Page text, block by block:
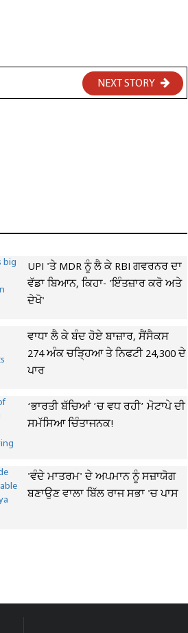
NEXT STORY
UPI 'ਤੇ MDR ਨੂੰ ਲੈ ਕੇ RBI ਗਵਰਨਰ ਦਾ
ਵੱਡਾ ਬਿਆਨ, ਕਿਹਾ- 'ਇੰਤਜ਼ਾਰ ਕਰੋ ਅਤੇ
ਦੇਖੋ'
ਵਾਧਾ ਲੈ ਕੇ ਬੰਦ ਹੋਏ ਬਾਜ਼ਾਰ, ਸੈਂਸੈਕਸ
274 ਅੰਕ ਚੜ੍ਹਿਆ ਤੇ ਨਿਫਟੀ 24,300 ਦੇ
ਪਾਰ
‘ਭਾਰਤੀ ਬੱਚਿਆਂ ’ਚ ਵਧ ਰਹੀ’ ਮੋਟਾਪੇ ਦੀ
ਸਮੱਸਿਆ ਚਿੰਤਾਜਨਕ!
'ਵੰਦੇ ਮਾਤਰਮ' ਦੇ ਅਪਮਾਨ ਨੂੰ ਸਜ਼ਾਯੋਗ
ਬਣਾਉਣ ਵਾਲਾ ਬਿੱਲ ਰਾਜ ਸਭਾ 'ਚ ਪਾਸ